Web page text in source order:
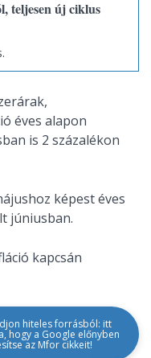
teljesen új ciklus
éves alapon
is 2 százalékon
képest éves
júniusban.
kapcsán
hiteles forrásból: itt
hogy a Google előnyben
az Mfor cikkeit!